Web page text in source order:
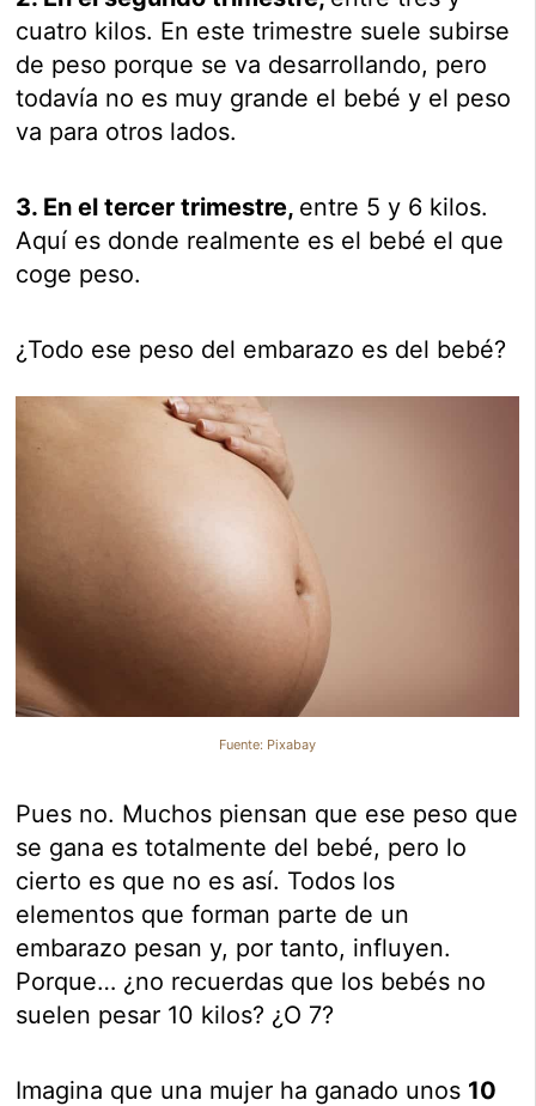
cuatro kilos. En este trimestre suele subirse
de peso porque se va desarrollando, pero
todavía no es muy grande el bebé y el peso
va para otros lados.
3. En el tercer trimestre, entre 5 y 6 kilos.
Aquí es donde realmente es el bebé el que
coge peso.
¿Todo ese peso del embarazo es del bebé?
Fuente: Pixabay
Pues no. Muchos piensan que ese peso que
se gana es totalmente del bebé, pero lo
cierto es que no es así. Todos los
elementos que forman parte de un
embarazo pesan y, por tanto, influyen.
Porque… ¿no recuerdas que los bebés no
suelen pesar 10 kilos? ¿O 7?
Imagina que una mujer ha ganado unos 10